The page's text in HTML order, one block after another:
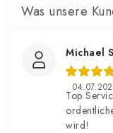
Michael
Top
wird!